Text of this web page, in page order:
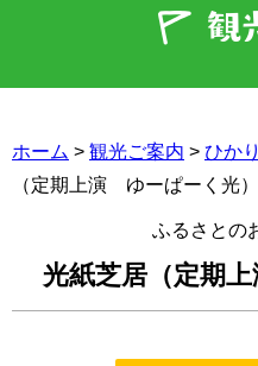
ホーム > 観光ご案内 > ひか
（定期上演 ゆーぱーく光）
ふるさと
光紙芝居（定期